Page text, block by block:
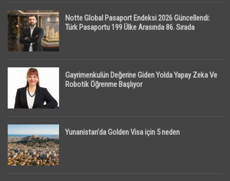
Notte Global Pasaport Endeksi 2026 Güncellendi:
Türk Pasaportu 199 Ülke Arasında 86. Sırada
Gayrimenkulün Değerine Giden Yolda Yapay Zeka Ve
Robotik Öğrenme Başlıyor
Yunanistan’da Golden Visa için 5 neden